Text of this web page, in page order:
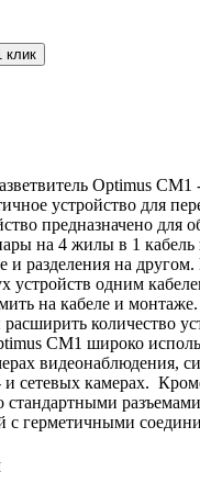
клик
Optimus CM1
устройство для
предназначено для
на 4 жилы в 1
разделения на другом.
устройств одним
на кабеле и
количество
CM1 широко
видеонаблюдения,
и сетевых камерах.
стандартными
с герметичными